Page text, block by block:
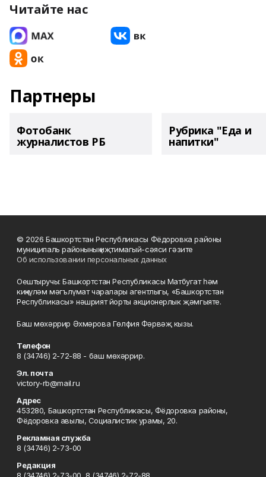
Читайте нас
Партнеры
Фотобанк
журналистов РБ
Рубрика "Еда и
напитки"
© 2026 Башкортстан Республикасы Фёдоровка районы
муниципаль районының иҗтимагый-сәяси гәзите
Об использовании персональных данных
Оештыручы: Башкортстан Республикасы Матбугат һәм
киңкүләм мәгълүмат чаралары агентлыгы, «Башкортстан
Республикасы» нәшрият йорты акционерлык җәмгыяте.
Баш мөхәррир Әхмәрова Гөлфия Фәрвәҗ кызы.
Телефон
8 (34746) 2-72-88 - баш мөхәррир.
Эл. почта
victory-rb@mail.ru
Адрес
453280, Башкортстан Республикасы, Фёдоровка районы,
Фёдоровка авылы, Социалистик урамы, 20.
Рекламная служба
8 (34746) 2-73-00
Редакция